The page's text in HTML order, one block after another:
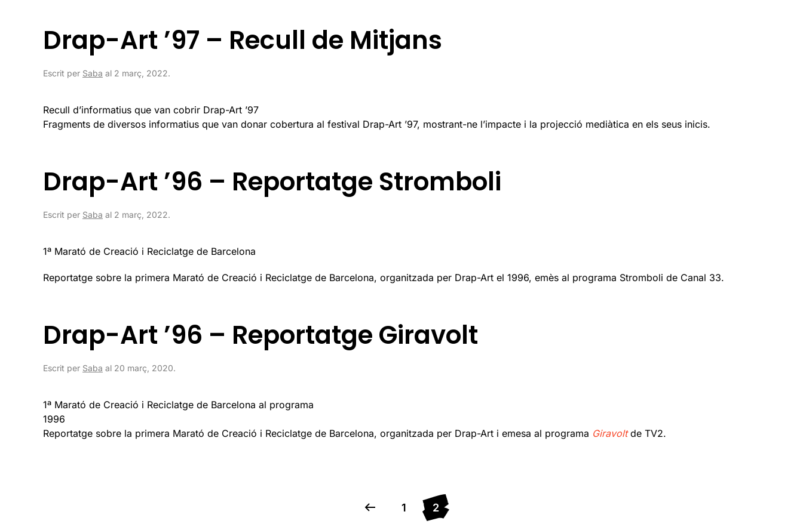
Drap-Art ’97 – Recull de Mitjans
Escrit per Saba al 2 març, 2022.
Recull d’informatius que van cobrir Drap-Art ’97
Fragments de diversos informatius que van donar cobertura al festival Drap-Art ’97, mostrant-ne l’impacte i la projecció mediàtica en els seus inicis.
Drap-Art ’96 – Reportatge Stromboli
Escrit per Saba al 2 març, 2022.
1ª Marató de Creació i Reciclatge de Barcelona
Reportatge sobre la primera Marató de Creació i Reciclatge de Barcelona, organitzada per Drap-Art el 1996, emès al programa Stromboli de Canal 33.
Drap-Art ’96 – Reportatge Giravolt
Escrit per Saba al 20 març, 2020.
1ª Marató de Creació i Reciclatge de Barcelona al programa
1996
Reportatge sobre la primera Marató de Creació i Reciclatge de Barcelona, organitzada per Drap-Art i emesa al programa Giravoltde TV2.
1 2